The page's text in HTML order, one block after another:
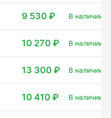
9 530 ₽ В наличии:
10 270 ₽ В наличии:
13 300 ₽ В наличии:
10 410 ₽ В наличии: